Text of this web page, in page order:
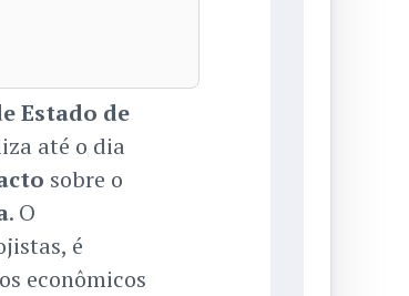
Estado de
até o dia
sobre o
. O
é
econômicos